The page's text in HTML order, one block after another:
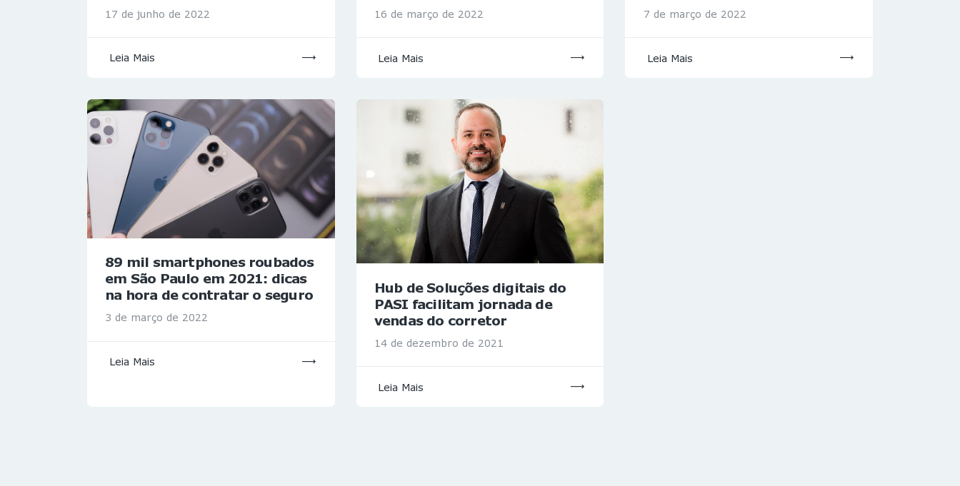
17 de junho de 2022
Leia Mais
16 de março de 2022
Leia Mais
7 de março de 2022
Leia Mais
89 mil smartphones roubados
em São Paulo em 2021: dicas
na hora de contratar o seguro
3 de março de 2022
Leia Mais
Hub de Soluções digitais do
PASI facilitam jornada de
vendas do corretor
14 de dezembro de 2021
Leia Mais